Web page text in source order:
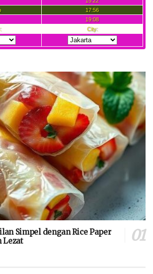
Simpel dengan Rice Paper
Lezat